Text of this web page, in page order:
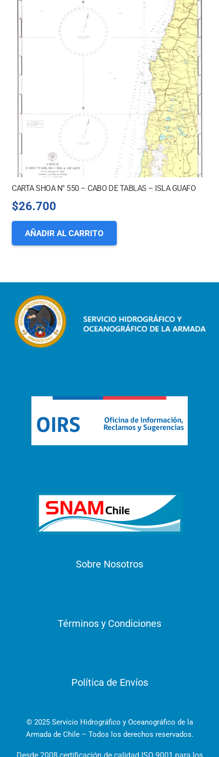
CARTA SHOA N° 550 – CABO DE TABLAS – ISLA GUAFO
$26.700
AÑADIR AL CARRITO
Sobre Nosotros
Términos y Condiciones
Política de Envíos
© 2025 Servicio Hidrográfico y Oceanográfico de la
Armada de Chile – Todos los derechos reservados.